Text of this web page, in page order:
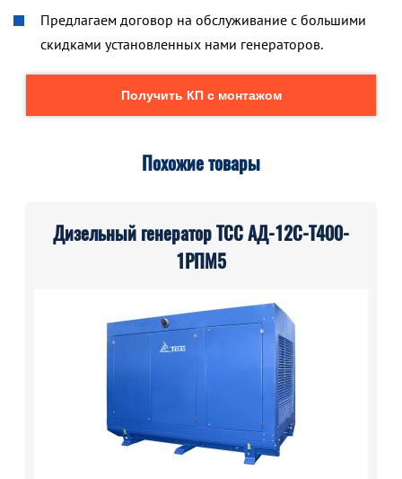
Предлагаем договор на обслуживание с большими
скидками установленных нами генераторов.
Получить КП с монтажом
Похожие товары
Дизельный генератор ТСС АД-12С-Т400-
1РПМ5